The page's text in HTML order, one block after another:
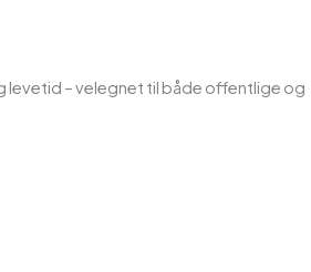
levetid – velegnet til både offentlige og